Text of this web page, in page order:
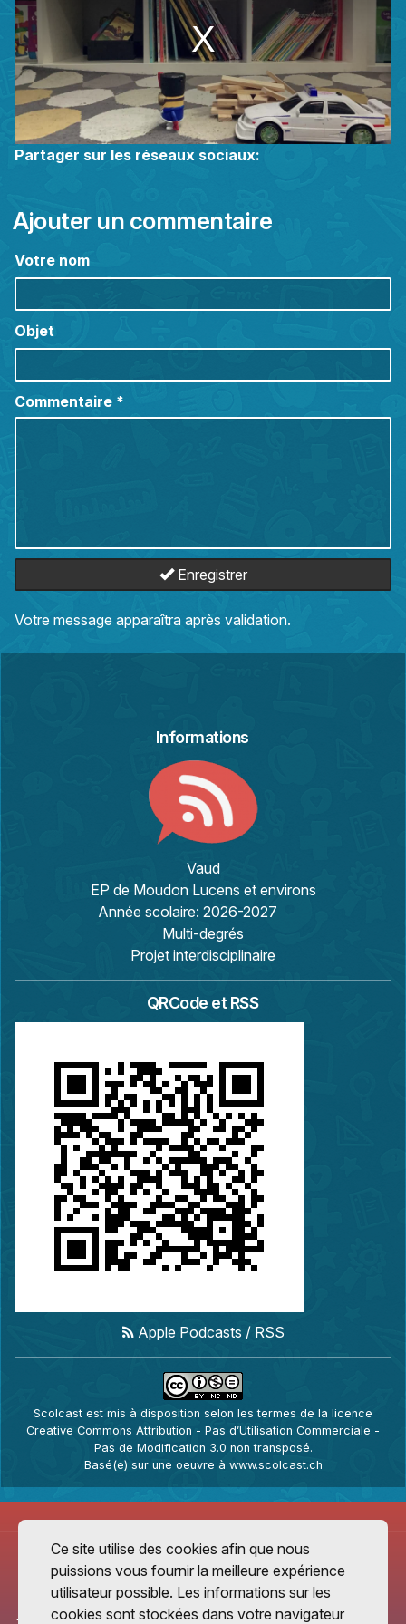
modal
window.
Partager sur les réseaux sociaux:
Ajouter un commentaire
Votre nom
Objet
Commentaire *
Enregistrer
Votre message apparaîtra après validation.
Informations
Vaud
EP de Moudon Lucens et environs
Année scolaire: 2026-2027
Multi-degrés
Projet interdisciplinaire
QRCode et RSS
Apple Podcasts / RSS
Scolcast est mis à disposition selon les termes de la licence
Creative Commons Attribution - Pas d’Utilisation Commerciale -
Pas de Modification 3.0 non transposé.
Basé(e) sur une oeuvre à www.scolcast.ch
Ce site utilise des cookies afin que nous
puissions vous fournir la meilleure expérience
utilisateur possible. Les informations sur les
cookies sont stockées dans votre navigateur